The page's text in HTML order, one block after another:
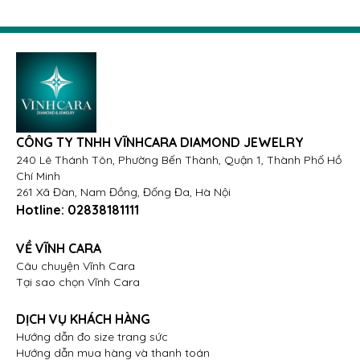
Trang sức nâng tầm ngoại diện của phái đẹp
Trang sức kể câu chuyện cá nhân
Mỗi món trang sức nữ đều là một phần câu chuyện
cuộc đời, lưu giữ kỷ niệm và cảm xúc sâu sắc. Một
chiếc nhẫn cưới là minh chứng cho lời hứa bền lâu, sợi
đặc biệt, hay một đôi bông tai lấp lánh là biểu tượng
của sự trưởng thành.
CÔNG TY TNHH VĨNHCARA DIAMOND JEWELRY
240 Lê Thánh Tôn, Phường Bến Thành, Quận 1, Thành Phố Hồ
Chí Minh
261 Xã Đàn, Nam Đồng, Đống Đa, Hà Nội
Hotline: 02838181111
VỀ VĨNH CARA
Câu chuyện Vĩnh Cara
Tại sao chọn Vĩnh Cara
DỊCH VỤ KHÁCH HÀNG
Hướng dẫn đo size trang sức
Hướng dẫn mua hàng và thanh toán